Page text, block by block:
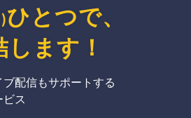
ひとつで、
します ！
配信もサポートする
ス